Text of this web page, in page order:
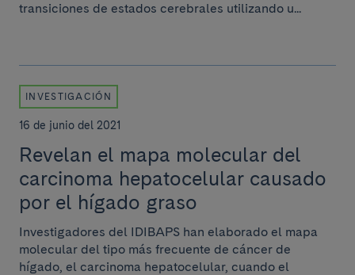
transiciones de estados cerebrales utilizando u...
INVESTIGACIÓN
16 de junio del 2021
Revelan el mapa molecular del
carcinoma hepatocelular causado
por el hígado graso
Investigadores del IDIBAPS han elaborado el mapa
molecular del tipo más frecuente de cáncer de
hígado, el carcinoma hepatocelular, cuando el